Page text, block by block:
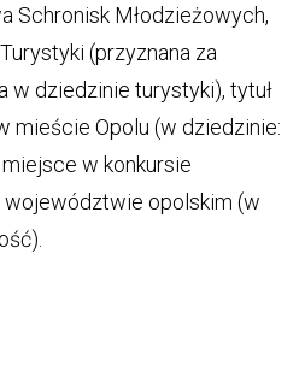
Schronisk Młodzieżowych,
(przyznana za
w dziedzinie turystyki), tytuł
mieście Opolu (w dziedzinie:
w konkursie
województwie opolskim (w